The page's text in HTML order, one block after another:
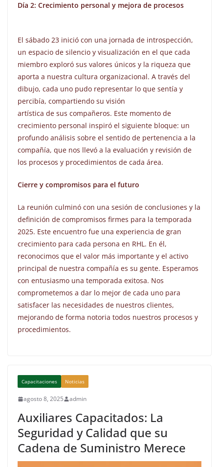
Día 2: Crecimiento personal y mejora de procesos
El sábado 23 inició con una jornada de introspección,
un espacio de silencio y visualización en el que cada
miembro exploró sus valores únicos y la riqueza que
aporta a nuestra cultura organizacional. A través del
dibujo, cada uno pudo representar lo que sentía y
percibía, compartiendo su visión
artística de sus compañeros. Este momento de
crecimiento personal inspiró el siguiente bloque: un
profundo análisis sobre el sentido de pertenencia a la
compañía, que nos llevó a la evaluación y revisión de
los procesos y procedimientos de cada área.
Cierre y compromisos para el futuro
La reunión culminó con una sesión de conclusiones y la
definición de compromisos firmes para la temporada
2025. Este encuentro fue una experiencia de gran
crecimiento para cada persona en RHL. En él,
reconocimos que el valor más importante y el activo
principal de nuestra compañía es su gente. Esperamos
con entusiasmo una temporada exitosa. Nos
comprometemos a dar lo mejor de cada uno para
satisfacer las necesidades de nuestros clientes,
mejorando de forma notoria todos nuestros procesos y
procedimientos.
Capacitaciones Noticias
agosto 8, 2025 admin
Auxiliares Capacitados: La
Seguridad y Calidad que su
Cadena de Suministro Merece